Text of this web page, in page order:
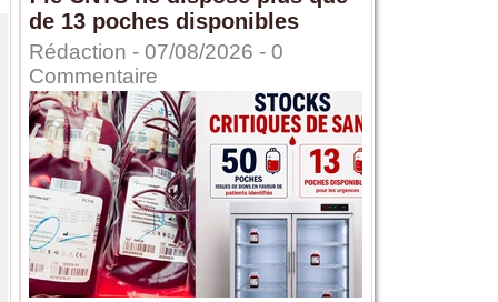
de 13 poches disponibles
Rédaction - 07/08/2026 - 0
Commentaire